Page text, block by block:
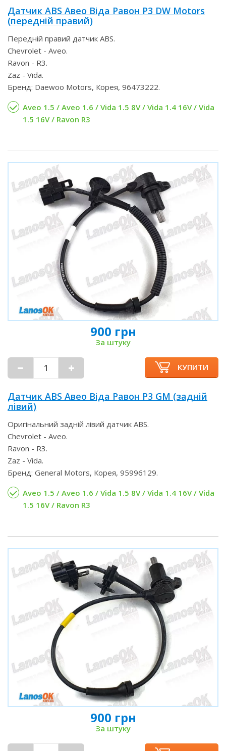
Датчик ABS Авео Віда Равон Р3 DW Motors
(передній правий)
Передній правий датчик ABS.
Chevrolet - Aveo.
Ravon - R3.
Zaz - Vida.
Бренд: Daewoo Motors, Корея, 96473222.
Aveo 1.5 / Aveo 1.6 / Vida 1.5 8V / Vida 1.4 16V / Vida
1.5 16V / Ravon R3
900 грн
За штуку
КУПИТИ
Датчик ABS Авео Віда Равон Р3 GM (задній
лівий)
Оригінальний задній лівий датчик ABS.
Chevrolet - Aveo.
Ravon - R3.
Zaz - Vida.
Бренд: General Motors, Корея, 95996129.
Aveo 1.5 / Aveo 1.6 / Vida 1.5 8V / Vida 1.4 16V / Vida
1.5 16V / Ravon R3
900 грн
За штуку